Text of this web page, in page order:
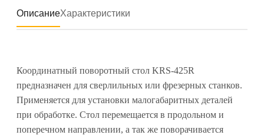
ОписаниеХарактеристики
Координатный поворотный стол KRS-425R
предназначен для сверлильных или фрезерных станков.
Применяется для установки малогабаритных деталей
при обработке. Стол перемещается в продольном и
поперечном направлении, а так же поворачивается